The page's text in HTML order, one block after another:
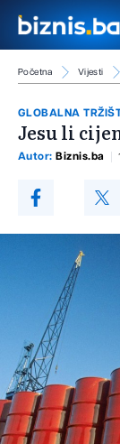
Početna Vijesti
GLOBALNA
Jesu li
Autor: Biznis.ba